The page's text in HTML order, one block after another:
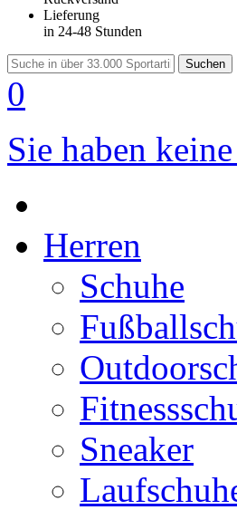
Lieferung
in 24-48 Stunden
Suchen
0
Sie haben
Herren
Schuhe
Sneaker